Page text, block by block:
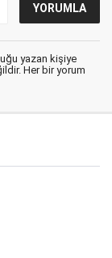
yazan kişiye
Her bir yorum